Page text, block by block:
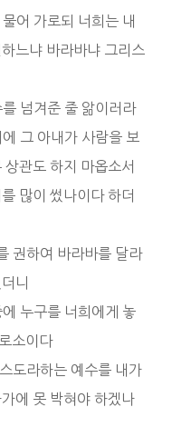
어 가로되 너희는 내
느냐 바라바냐 그리스
넘겨준 줄 앎이러라
그 아내가 사람을 보
관도 하지 마옵소서
많이 썼나이다 하더
권하여 바라바를 달라
니
누구를 너희에게 놓
소이다
도라하는 예수를 내가
에 못 박혀야 하겠나